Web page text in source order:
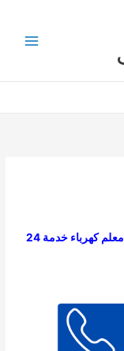
فني كهربائي منازل – كهربائي الكويت – افضل معلم كهرباء خدمة 24